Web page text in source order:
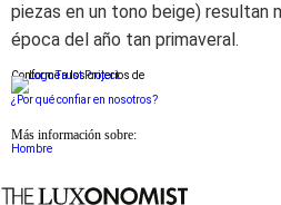
piezas en un tono beige) resultan
época del año tan primaveral.
Conforme a los criterios de
¿Por qué confiar en nosotros?
Más información sobre:
Hombre